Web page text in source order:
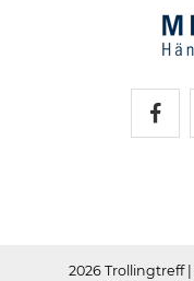
2026 Trollingtreff